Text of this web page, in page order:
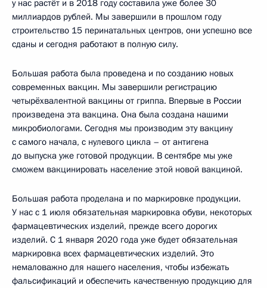
у нас растёт и в 2018 году составила уже более 30
миллиардов рублей. Мы завершили в прошлом году
строительство 15 перинатальных центров, они успешно все
сданы и сегодня работают в полную силу.
Большая работа была проведена и по созданию новых
современных вакцин. Мы завершили регистрацию
четырёхвалентной вакцины от гриппа. Впервые в России
произведена эта вакцина. Она была создана нашими
микробиологами. Сегодня мы производим эту вакцину
с самого начала, с нулевого цикла – от антигена
до выпуска уже готовой продукции. В сентябре мы уже
сможем вакцинировать население этой новой вакциной.
Большая работа проделана и по маркировке продукции.
У нас с 1 июля обязательная маркировка обуви, некоторых
фармацевтических изделий, прежде всего дорогих
изделий. С 1 января 2020 года уже будет обязательная
маркировка всех фармацевтических изделий. Это
немаловажно для нашего населения, чтобы избежать
фальсификаций и обеспечить качественную продукцию для